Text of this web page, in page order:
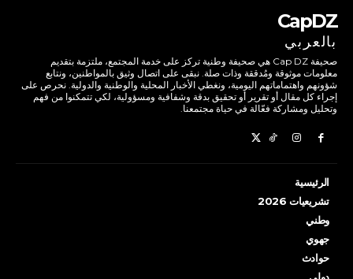
CapDZ
بالعربي
صحيفة Cap DZ هي صحيفة وطنية تركز على خدمة المجتمع، ملتزمة بتقديم
معلومات موثوقة ومُدققة وذات صلة. نبقى على اتصال وثيق بالمواطنين، ونتابع
شؤونهم واهتماماتهم اليومية، ونغطي الأخبار المحلية والوطنية والدولية. نحرص على
إجراء كل مقال أو تقرير أو تحقيق بدقة وشفافية ومسؤولية، لكي تتمكنوا من فهم
وتحليل ومشاركة فعّالة في حياة مجتمعنا.
الرئيسية
تشريعيات 2026
وطني
جهوي
حوادث
دولي